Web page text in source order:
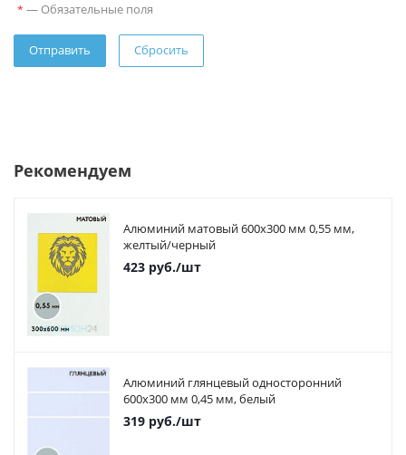
* — Обязательные поля
Сбросить
Рекомендуем
Алюминий матовый 600х300 мм 0,55 мм,
желтый/черный
423 руб./шт
Алюминий глянцевый односторонний
600х300 мм 0,45 мм, белый
319 руб./шт